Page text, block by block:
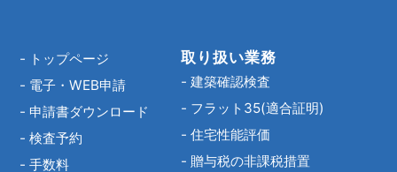
- トップページ
- 電子・WEB申請
- 申請書ダウンロード
-検査予約
-手数料
取り扱い業務
- 建築確認検査
- フラット35(適合証明)
- 住宅性能評価
- 贈与税の非課税措置